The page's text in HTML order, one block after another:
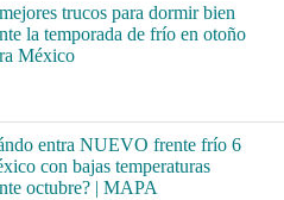
trucos para dormir bien
la temporada de frío en otoño
México
entra NUEVO frente frío 6
con bajas temperaturas
octubre? | MAPA